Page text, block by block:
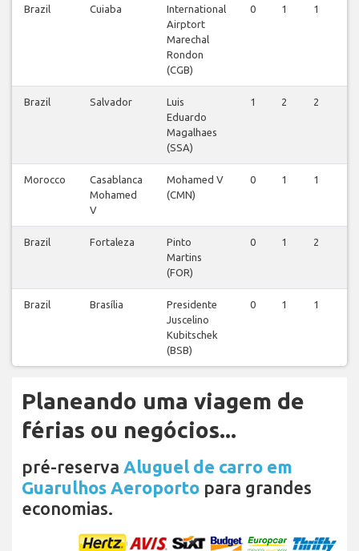
Brazil Cuiaba
International
Airptort
Marechal
Rondon
(CGB)
0 1 1
Brazil Salvador
Luis
Eduardo
Magalhaes
(SSA)
1 2 2
Morocco
Casablanca
Mohamed
V
Mohamed V
(CMN)
0 1 1
Brazil Fortaleza
Pinto
Martins
(FOR)
0 1 2
Brazil Brasília
Presidente
Juscelino
Kubitschek
(BSB)
0 1 1
Planeando uma viagem de
férias ou negócios...
pré-reserva Aluguel de carro em
Guarulhos Aeroporto para grandes
economias.